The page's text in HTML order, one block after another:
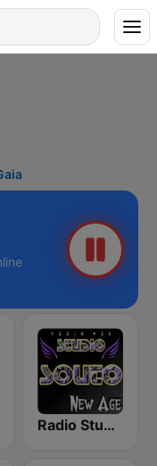
Radio Studio Souto - New Age